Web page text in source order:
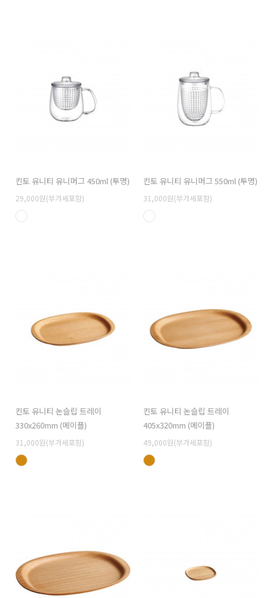
킨토 유니티 유니머그 450ml (투명)
29,000원(부가세포함)
킨토 유니티 유니머그 550ml (투명)
31,000원(부가세포함)
킨토 유니티 논슬립 트레이
330x260mm (메이플)
31,000원(부가세포함)
킨토 유니티 논슬립 트레이
405x320mm (메이플)
49,000원(부가세포함)